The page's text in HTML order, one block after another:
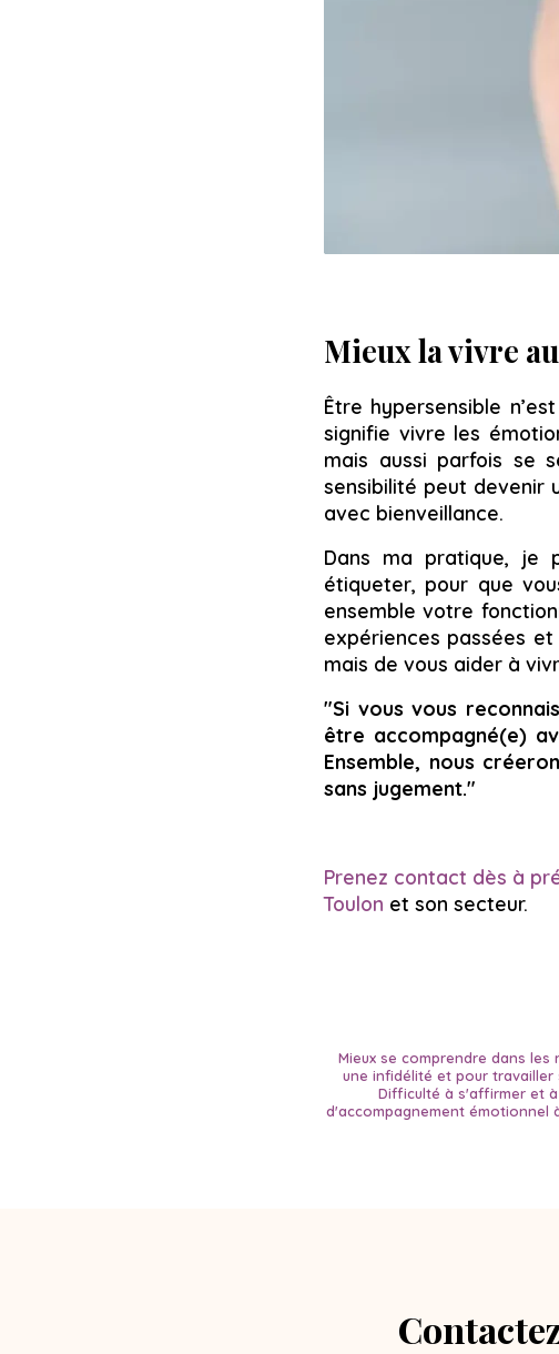
Mieux la vivre
Être hypersensible
signifie vivre les
mais aussi parfois se
sensibilité peut devenir
avec bienveillance.
Dans ma pratique, je
étiqueter, pour que
ensemble votre
expériences passées
mais de vous aider à
"Si vous vous
être accompagné(e)
Ensemble, nous
sans jugement."
Prenez contact dès à
Toulon et son secteur.
Mieux se comprendre dans les
une infidélité et pour travailler
Difficulté à s'affirmer et
d'accompagnement émotionnel